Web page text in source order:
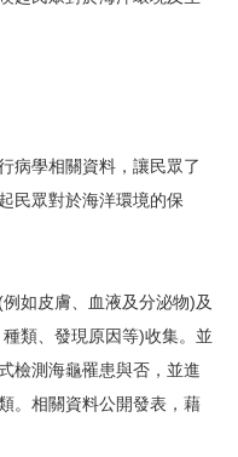
病學相關資料，讓民眾了
民眾對於海洋環境的保
如皮膚、血液及分泌物)及
類、發現原因等)收集。並
檢測海龜罹患與否，並進
。相關資料公開發表，藉